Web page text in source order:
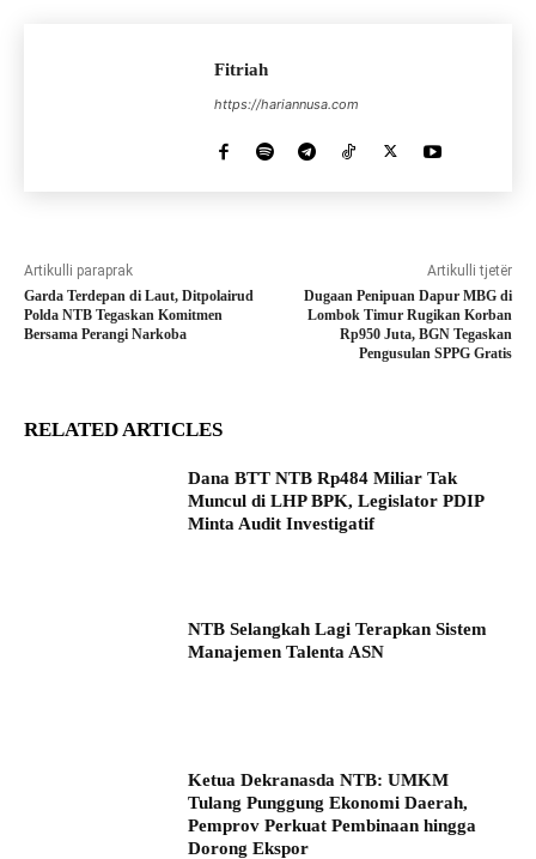
Fitriah
https://hariannusa.com
Artikulli paraprak
Garda Terdepan di Laut, Ditpolairud
Polda NTB Tegaskan Komitmen
Bersama Perangi Narkoba
Artikulli tjetër
Dugaan Penipuan Dapur MBG di
Lombok Timur Rugikan Korban
Rp950 Juta, BGN Tegaskan
Pengusulan SPPG Gratis
RELATED ARTICLES
Dana BTT NTB Rp484 Miliar Tak
Muncul di LHP BPK, Legislator PDIP
Minta Audit Investigatif
NTB Selangkah Lagi Terapkan Sistem
Manajemen Talenta ASN
Ketua Dekranasda NTB: UMKM
Tulang Punggung Ekonomi Daerah,
Pemprov Perkuat Pembinaan hingga
Dorong Ekspor